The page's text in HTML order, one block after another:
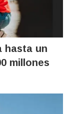
hasta un
millones